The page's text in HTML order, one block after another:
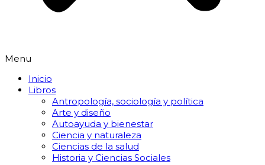
Menu
Inicio
Libros
Antropología, sociología y política
Arte y diseño
Autoayuda y bienestar
Ciencia y naturaleza
Ciencias de la salud
Historia y Ciencias Sociales